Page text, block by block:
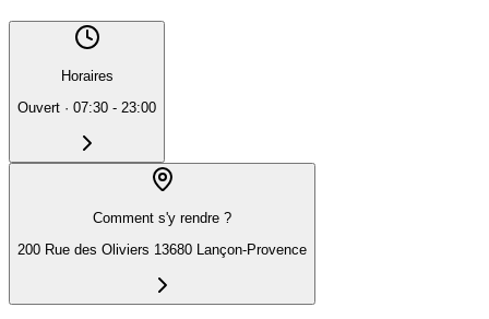
Horaires
Ouvert · 07:30 - 23:00
Comment s'y rendre ?
200 Rue des Oliviers 13680 Lançon-Provence